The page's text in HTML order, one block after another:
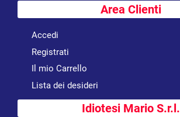
Area Clienti
Accedi
Registrati
Il mio Carrello
Lista dei desideri
Idiotesi Mario S.r.l.